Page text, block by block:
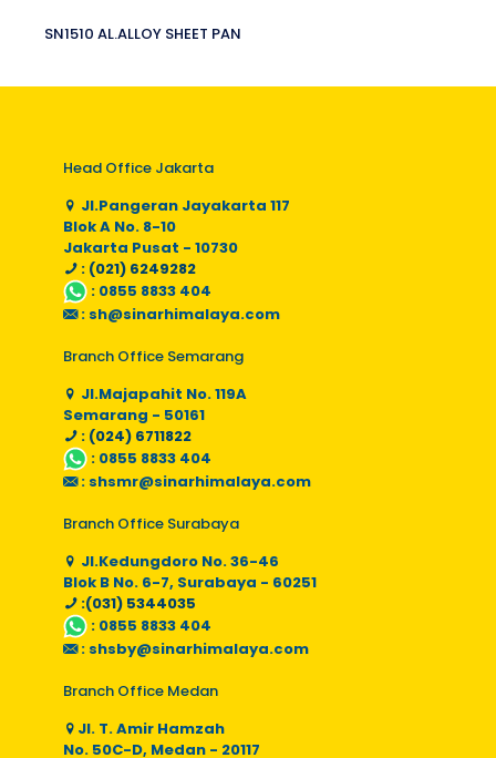
SN1510 AL.ALLOY SHEET PAN
Head Office Jakarta
Jl.Pangeran Jayakarta 117
Blok A No. 8-10
Jakarta Pusat - 10730
: (021) 6249282
: 0855 8833 404
: sh@sinarhimalaya.com
Branch Office Semarang
Jl.Majapahit No. 119A
Semarang - 50161
: (024) 6711822
: 0855 8833 404
: shsmr@sinarhimalaya.com
Branch Office Surabaya
Jl.Kedungdoro No. 36-46
Blok B No. 6-7, Surabaya - 60251
:(031) 5344035
: 0855 8833 404
: shsby@sinarhimalaya.com
Branch Office Medan
Jl. T. Amir Hamzah
No. 50C-D, Medan - 20117